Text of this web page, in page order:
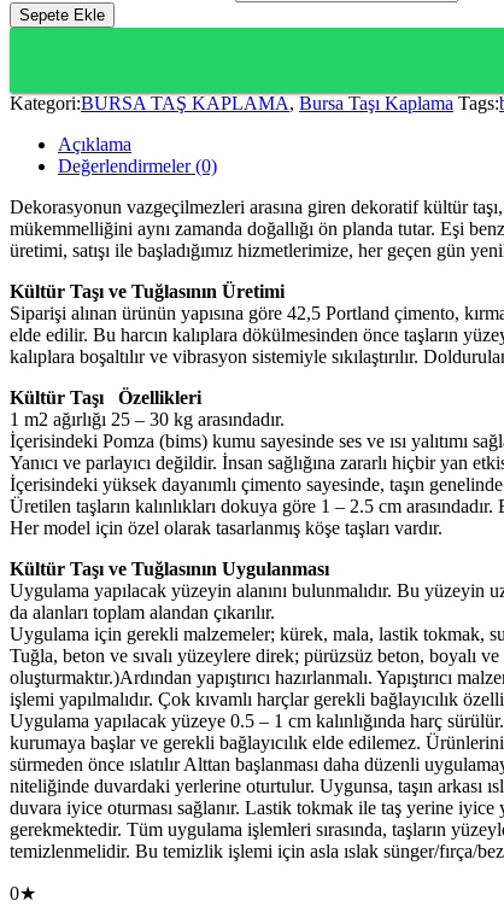
Sepete Ekle
Kategori:BURSA TAŞ KAPLAMA, Bursa Taşı Kaplama Tags:
Açıklama
Değerlendirmeler (0)
Dekorasyonun vazgeçilmezleri arasına giren dekoratif kültür
mükemmelliğini aynı zamanda doğallığı ön planda tutar. Eşi
üretimi, satışı ile başladığımız hizmetlerimize, her geçen gün
Kültür Taşı ve Tuğlasının Üretimi
Siparişi alınan ürünün yapısına göre 42,5 Portland çimento,
elde edilir. Bu harcın kalıplara dökülmesinden önce taşların
kalıplara boşaltılır ve vibrasyon sistemiyle sıkılaştırılır.
Kültür Taşı Özellikleri
1 m2 ağırlığı 25 – 30 kg arasındadır.
İçerisindeki Pomza (bims) kumu sayesinde ses ve ısı yalıtımı
Yanıcı ve parlayıcı değildir. İnsan sağlığına zararlı hiçbir yan
İçerisindeki yüksek dayanımlı çimento sayesinde, taşın
Üretilen taşların kalınlıkları dokuya göre 1 – 2.5 cm
Her model için özel olarak tasarlanmış köşe taşları vardır.
Kültür Taşı ve Tuğlasının Uygulanması
Uygulama yapılacak yüzeyin alanını bulunmalıdır. Bu
da alanları toplam alandan çıkarılır.
Uygulama için gerekli malzemeler; kürek, mala, lastik tokmak, su
Tuğla, beton ve sıvalı yüzeylere direk; pürüzsüz beton, boyalı
oluşturmaktır.)Ardından yapıştırıcı hazırlanmalı. Yapıştırıcı
işlemi yapılmalıdır. Çok kıvamlı harçlar gerekli bağlayıcılık
Uygulama yapılacak yüzeye 0.5 – 1 cm kalınlığında harç
kurumaya başlar ve gerekli bağlayıcılık elde edilemez.
sürmeden önce ıslatılır Alttan başlanması daha düzenli
niteliğinde duvardaki yerlerine oturtulur. Uygunsa, taşın arkası
duvara iyice oturması sağlanır. Lastik tokmak ile taş yerine iyice
gerekmektedir. Tüm uygulama işlemleri sırasında, taşların
temizlenmelidir. Bu temizlik işlemi için asla ıslak sünger/fırça/
0★